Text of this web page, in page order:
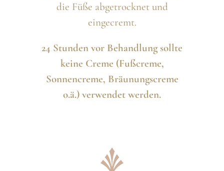
die Füße abgetrocknet und
eingecremt.
24 Stunden vor Behandlung sollte
keine Creme (Fußcreme,
Sonnencreme, Bräunungscreme
o.ä.) verwendet werden.